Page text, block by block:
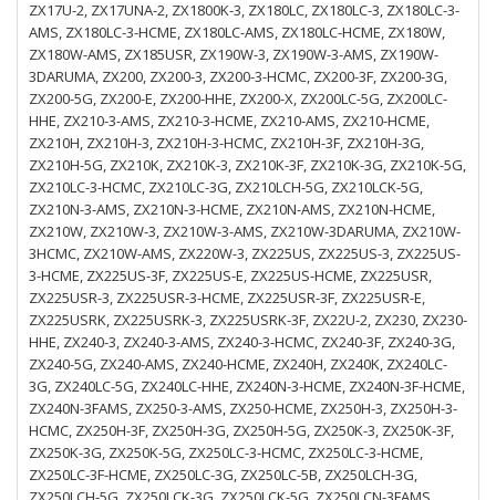
ZX17U-2, ZX17UNA-2, ZX1800K-3, ZX180LC, ZX180LC-3, ZX180LC-3-
AMS, ZX180LC-3-HCME, ZX180LC-AMS, ZX180LC-HCME, ZX180W,
ZX180W-AMS, ZX185USR, ZX190W-3, ZX190W-3-AMS, ZX190W-
3DARUMA, ZX200, ZX200-3, ZX200-3-HCMC, ZX200-3F, ZX200-3G,
ZX200-5G, ZX200-E, ZX200-HHE, ZX200-X, ZX200LC-5G, ZX200LC-
HHE, ZX210-3-AMS, ZX210-3-HCME, ZX210-AMS, ZX210-HCME,
ZX210H, ZX210H-3, ZX210H-3-HCMC, ZX210H-3F, ZX210H-3G,
ZX210H-5G, ZX210K, ZX210K-3, ZX210K-3F, ZX210K-3G, ZX210K-5G,
ZX210LC-3-HCMC, ZX210LC-3G, ZX210LCH-5G, ZX210LCK-5G,
ZX210N-3-AMS, ZX210N-3-HCME, ZX210N-AMS, ZX210N-HCME,
ZX210W, ZX210W-3, ZX210W-3-AMS, ZX210W-3DARUMA, ZX210W-
3HCMC, ZX210W-AMS, ZX220W-3, ZX225US, ZX225US-3, ZX225US-
3-HCME, ZX225US-3F, ZX225US-E, ZX225US-HCME, ZX225USR,
ZX225USR-3, ZX225USR-3-HCME, ZX225USR-3F, ZX225USR-E,
ZX225USRK, ZX225USRK-3, ZX225USRK-3F, ZX22U-2, ZX230, ZX230-
HHE, ZX240-3, ZX240-3-AMS, ZX240-3-HCMC, ZX240-3F, ZX240-3G,
ZX240-5G, ZX240-AMS, ZX240-HCME, ZX240H, ZX240K, ZX240LC-
3G, ZX240LC-5G, ZX240LC-HHE, ZX240N-3-HCME, ZX240N-3F-HCME,
ZX240N-3FAMS, ZX250-3-AMS, ZX250-HCME, ZX250H-3, ZX250H-3-
HCMC, ZX250H-3F, ZX250H-3G, ZX250H-5G, ZX250K-3, ZX250K-3F,
ZX250K-3G, ZX250K-5G, ZX250LC-3-HCMC, ZX250LC-3-HCME,
ZX250LC-3F-HCME, ZX250LC-3G, ZX250LC-5B, ZX250LCH-3G,